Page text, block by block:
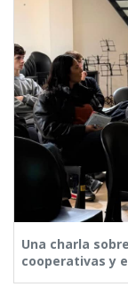
Una charla
cooperativas y